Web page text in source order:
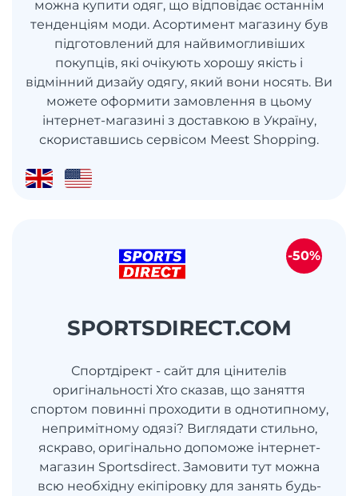
можна купити одяг, що відповідає останнім
тенденціям моди. Асортимент магазину був
підготовлений для найвимогливіших
покупців, які очікують хорошу якість і
відмінний дизайу одягу, який вони носять. Ви
можете оформити замовлення в цьому
інтернет-магазині з доставкою в Україну,
скориставшись сервісом Meest Shopping.
SPORTSDIRECT.COM
Спортдірект - сайт для цінителів
оригінальності Хто сказав, що заняття
спортом повинні проходити в однотипному,
непримітному одязі? Виглядати стильно,
яскраво, оригінально допоможе інтернет-
магазин Sportsdirect. Замовити тут можна
всю необхідну екіпіровку для занять будь-
-50%